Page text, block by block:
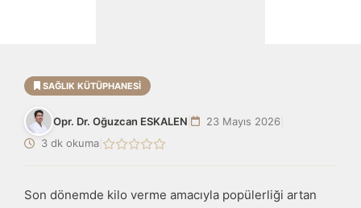
SAĞLIK KÜTÜPHANESI
Opr. Dr. Oğuzcan ESKALEN 23 Mayıs 2026
3 dk okuma
Son dönemde kilo verme amacıyla popülerliği artan